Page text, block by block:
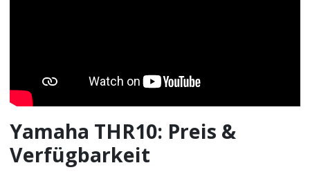
Yamaha THR10: Preis &
Verfügbarkeit